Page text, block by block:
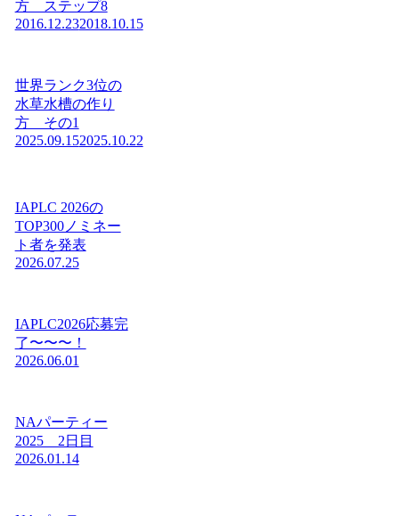
方 ステップ8
2016.12.232018.10.15
世界ランク3位の
水草水槽の作り
方 その1
2025.09.152025.10.22
IAPLC 2026の
TOP300ノミネー
ト者を発表
2026.07.25
IAPLC2026応募完
了〜〜〜！
2026.06.01
NAパーティー
2025 2日目
2026.01.14